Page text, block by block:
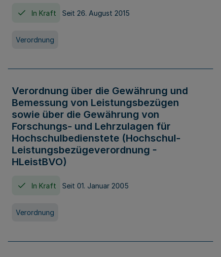
In Kraft Seit 26. August 2015
Verordnung
Verordnung über die Gewährung und
Bemessung von Leistungsbezügen
sowie über die Gewährung von
Forschungs- und Lehrzulagen für
Hochschulbedienstete (Hochschul-
Leistungsbezügeverordnung -
HLeistBVO)
In Kraft Seit 01. Januar 2005
Verordnung